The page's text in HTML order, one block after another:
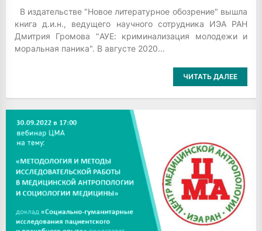
В издательстве "Новое литературное обозрение" вышла
книга д.и.н., ведущего научного сотрудника ИЭА РАН
Дмитрия Громова "АУЕ: криминализация молодежи и
моральная паника". В августе 2020...
ЧИТАТЬ ДАЛЕЕ